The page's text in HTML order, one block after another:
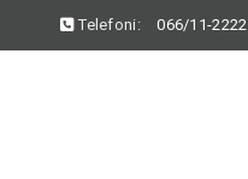
Telefoni: 066/11-2222